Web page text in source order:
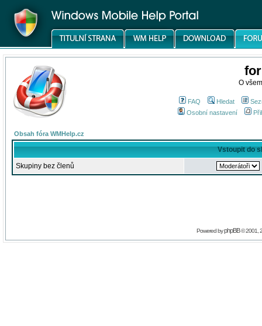
O
FAQ Hledat
Osobní nastavení
Obsah fóra WMHelp.cz
Vstoupit do
Skupiny bez členů
Powered byphpBB© 2001,